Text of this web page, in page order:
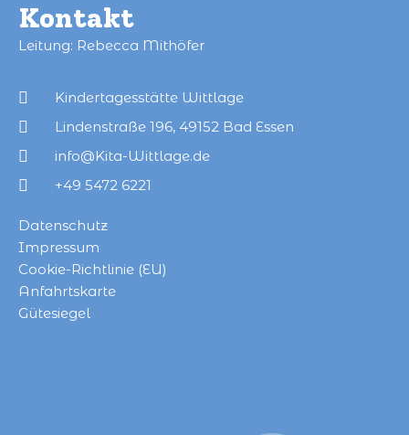
Datenschutz
Impressum
Cookie-Richtlinie (EU)
Anfahrtskarte
Gütesiegel
Kontakt
Leitung: Rebecca Mithöfer
Kindertagesstätte Wittlage
Lindenstraße 196, 49152 Bad Essen
info@Kita-Wittlage.de
+49 5472 6221